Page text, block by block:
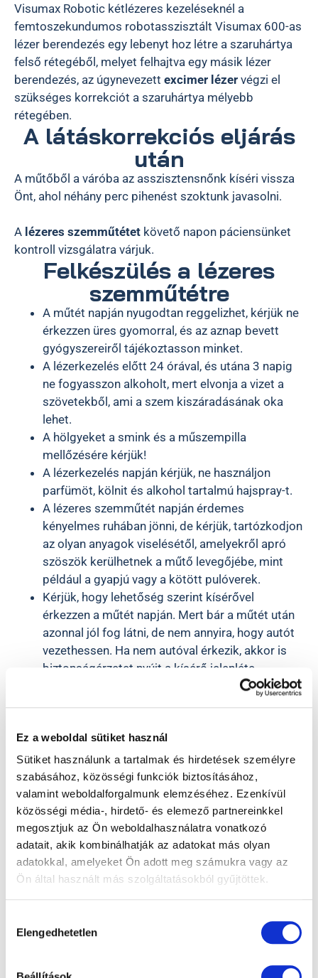
Ez a weboldal sütiket használ
Sütiket használunk a tartalmak és hirdetések személyre
szabásához, közösségi funkciók biztosításához,
valamint weboldalforgalmunk elemzéséhez. Ezenkívül
közösségi média-, hirdető- és elemező partnereinkkel
megosztjuk az Ön weboldalhasználatra vonatkozó
adatait, akik kombinálhatják az adatokat más olyan
adatokkal, amelyeket Ön adott meg számukra vagy az
Ön által használt más szolgáltatásokból gyűjtöttek.
kiválasztása
Elengedhetetlen
Visumax Robotic kétlézeres kezeléseknél a
femtoszekundumos robotasszisztált Visumax 600-as
lézer berendezés egy lebenyt hoz létre a szaruhártya
felső rétegéből, melyet felhajtva egy másik lézer
berendezés, az úgynevezett excimer lézer végzi el
szükséges korrekciót a szaruhártya mélyebb
rétegében.
A látáskorrekciós eljárás
után
A műtőből a váróba az asszisztensnőnk kíséri vissza
Önt, ahol néhány perc pihenést szoktunk javasolni.
A lézeres szemműtétet követő napon páciensünket
kontroll vizsgálatra várjuk.
Felkészülés a lézeres
szemműtétre
A műtét napján nyugodtan reggelizhet, kérjük ne
érkezzen üres gyomorral, és az aznap bevett
gyógyszereiről tájékoztasson minket.
A lézerkezelés előtt 24 órával, és utána 3 napig
ne fogyasszon alkoholt, mert elvonja a vizet a
szövetekből, ami a szem kiszáradásának oka
lehet.
A hölgyeket a smink és a műszempilla
mellőzésére kérjük!
A lézerkezelés napján kérjük, ne használjon
parfümöt, kölnit és alkohol tartalmú hajspray-t.
A lézeres szemműtét napján érdemes
kényelmes ruhában jönni, de kérjük, tartózkodjon
az olyan anyagok viselésétől, amelyekről apró
szöszök kerülhetnek a műtő levegőjébe, mint
például a gyapjú vagy a kötött pulóverek.
Kérjük, hogy lehetőség szerint kísérővel
érkezzen a műtét napján. Mert bár a műtét után
azonnal jól fog látni, de nem annyira, hogy autót
vezethessen. Ha nem autóval érkezik, akkor is
biztonságérzetet nyújt a kísérő jelenléte.
Kérjük hozzon magával egy 100%-os UV szűrös
3. Teendők lézeres
szemműtét után
A Visumax típusú kezelések után 1-2 nap, a PRK
és Notouch kezelés után 4-6 nap otthoni pihenés
javasolt.
A szemet az UV sugárzástól védeni kell a
2 hónapig, PRK és Notouch kezelés után 6
A műtétet követően néhány alkalommal még